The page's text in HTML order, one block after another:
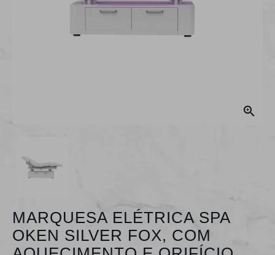

MARQUESA ELÉTRICA SPA
OKEN SILVER FOX, COM